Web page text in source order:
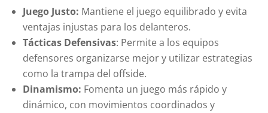
Juego Justo: Mantiene el juego equilibrado y evita
ventajas injustas para los delanteros.
Tácticas Defensivas: Permite a los equipos
defensores organizarse mejor y utilizar estrategias
como la trampa del offside.
Dinamismo: Fomenta un juego más rápido y
dinámico, con movimientos coordinados y